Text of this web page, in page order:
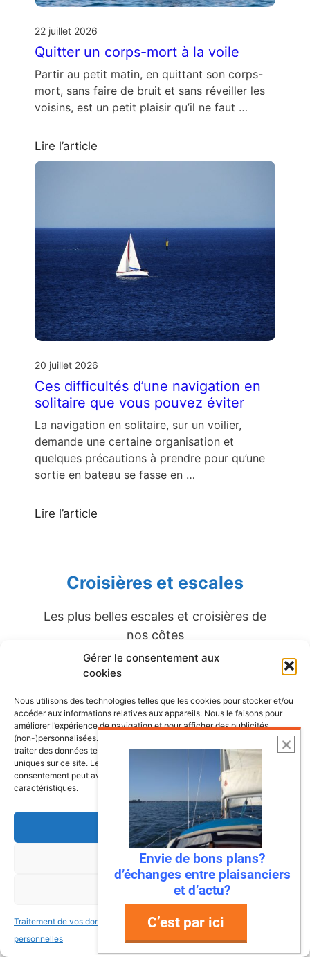
Gérer le consentement aux
cookies
Nous utilisons des technologies telles que les cookies pour stocker et/ou
accéder aux informations relatives aux appareils. Nous le faisons pour
améliorer l’expérience de navigation et pour afficher des publicités
(non-)personnalisées. Consentir à ces technologies nous autorisera à
traiter des données telles que le comportement de navigation ou les ID
uniques sur ce site. Le fait de ne pas consentir ou de retirer son
consentement peut avoir un effet négatif sur certaines fonctonnalités et
caractéristiques.
Accepter
Refuser
Voir les préférences
Traitement de vos données
personnelles
Traitement de vos données
personnelles
22 juillet 2026
Quitter un corps-mort à la voile
Partir au petit matin, en quittant son corps-
mort, sans faire de bruit et sans réveiller les
voisins, est un petit plaisir qu’il ne faut …
Lire l’article
20 juillet 2026
Ces difficultés d’une navigation en
solitaire que vous pouvez éviter
La navigation en solitaire, sur un voilier,
demande une certaine organisation et
quelques précautions à prendre pour qu’une
sortie en bateau se fasse en …
Lire l’article
Croisières et escales
Les plus belles escales et croisières de
nos côtes
Envie de fraicheur ? Larguez les
Imaginez : des falaises vertigineuses qui
plongent dans une mer turquoise, des ports
Envie de bons plans?
d’échanges entre plaisanciers
et d’actu?
C’est par ici